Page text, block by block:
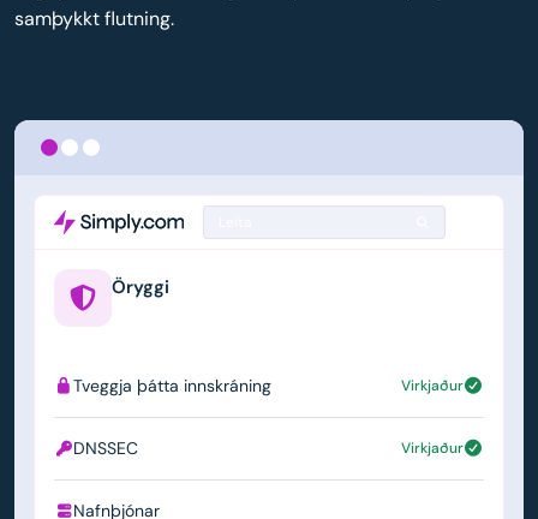
samþykkt flutning.
Öryggi
Tveggja þátta innskráning Virkjaður
DNSSEC Virkjaður
Nafnþjónar